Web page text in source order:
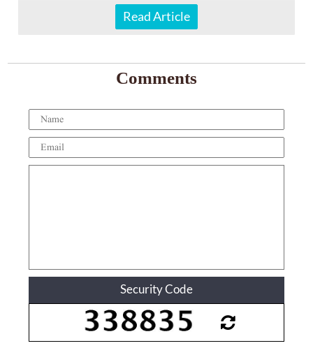
Read Article
Comments
Security Code